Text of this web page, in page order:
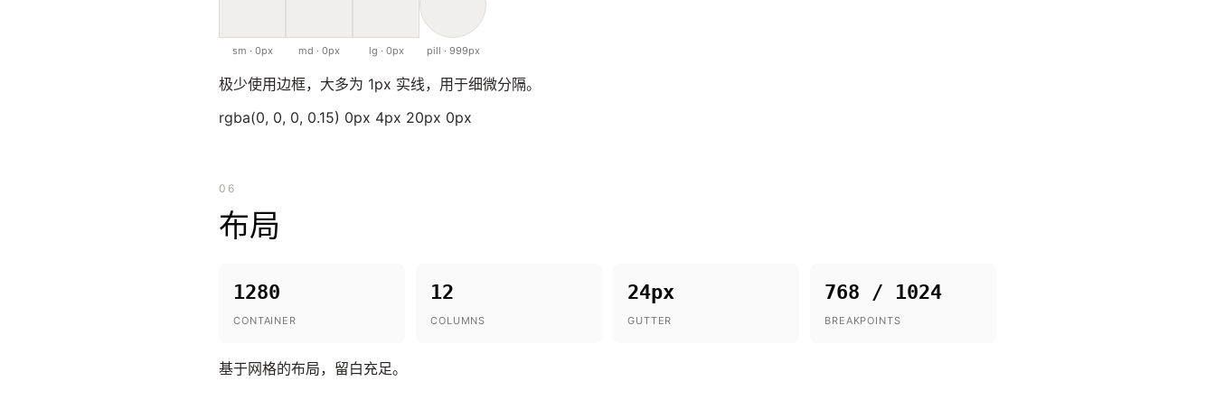
sm · 0px md · 0px lg · 0px pill · 999px
极少使用边框，大多为 1px 实线，用于细微分隔。
rgba(0, 0, 0, 0.15) 0px 4px 20px 0px
06
布局
1280
CONTAINER
12
COLUMNS
24px
GUTTER
768 / 1024
BREAKPOINTS
基于网格的布局，留白充足。